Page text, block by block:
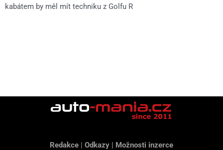
kabátem by měl mít techniku z Golfu R
Redakce | Odkazy | Možnosti inzerce